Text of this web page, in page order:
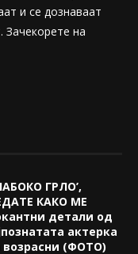
и се дознаваат
на
ГРЛО’,
КАКО МЕ
детали од
актерка
(ФОТО)